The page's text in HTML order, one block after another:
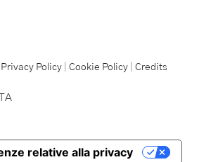
Privacy Policy| Cookie Policy| Credits
relative alla privacy